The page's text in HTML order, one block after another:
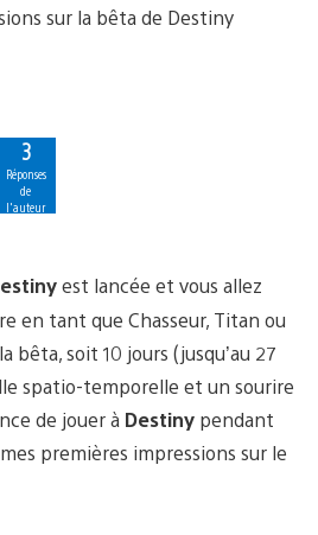
3
Réponses
de
l'auteur
est lancée et vous allez
en tant que Chasseur, Titan ou
bêta, soit 10 jours (jusqu’au 27
spatio-temporelle et un sourire
de jouer à Destiny pendant
premières impressions sur le